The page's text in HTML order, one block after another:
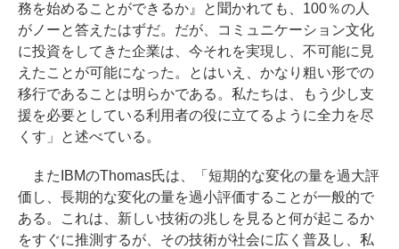
務を始めることができるか』と聞かれても、100％の人
がノーと答えたはずだ。だが、コミュニケーション文化
に投資をしてきた企業は、今それを実現し、不可能に見
えたことが可能になった。とはいえ、かなり粗い形での
移行であることは明らかである。私たちは、もう少し支
援を必要としている利用者の役に立てるように全力を尽
くす」と述べている。
またIBMのThomas氏は、「短期的な変化の量を過大評
価し、長期的な変化の量を過小評価することが一般的で
ある。これは、新しい技術の兆しを見ると何が起こるか
をすぐに推測するが、その技術が社会に広く普及し、私